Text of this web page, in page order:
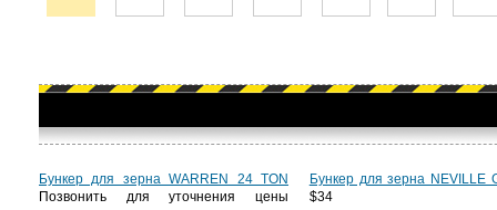
Бункер для зерна WARREN 24 TON
Позвонить для уточнения цены
Бункер для зерна NEVILLE
$34